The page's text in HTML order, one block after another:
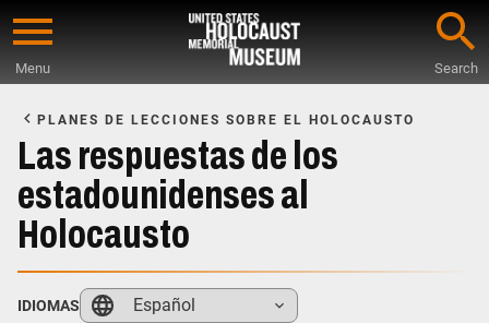
Skip
content
Menu Search
Main
Content
PLANES DE LECCIONES SOBRE EL HOLOCAUSTO
Las respuestas de los
estadounidenses al
Holocausto
IDIOMAS Español